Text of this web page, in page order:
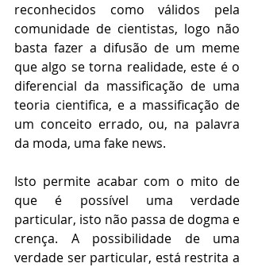
reconhecidos como válidos pela
comunidade de cientistas, logo não
basta fazer a difusão de um meme
que algo se torna realidade, este é o
diferencial da massificação de uma
teoria cientifica, e a massificação de
um conceito errado, ou, na palavra
da moda, uma fake news.
Isto permite acabar com o mito de
que é possível uma verdade
particular, isto não passa de dogma e
crença. A possibilidade de uma
verdade ser particular, está restrita a